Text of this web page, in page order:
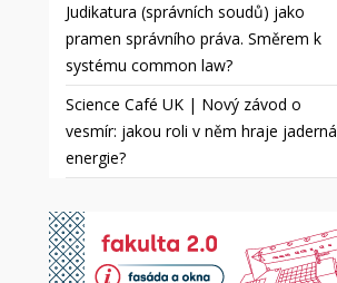
Judikatura (správních soudů) jako
pramen správního práva. Směrem k
systému common law?
Science Café UK | Nový závod o
vesmír: jakou roli v něm hraje jaderná
energie?